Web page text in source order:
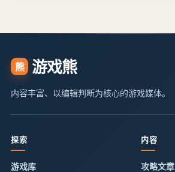
熊 游戏熊
内容丰富、以编辑判断为核心的游戏媒体。
探索
游戏库
内容
攻略文章